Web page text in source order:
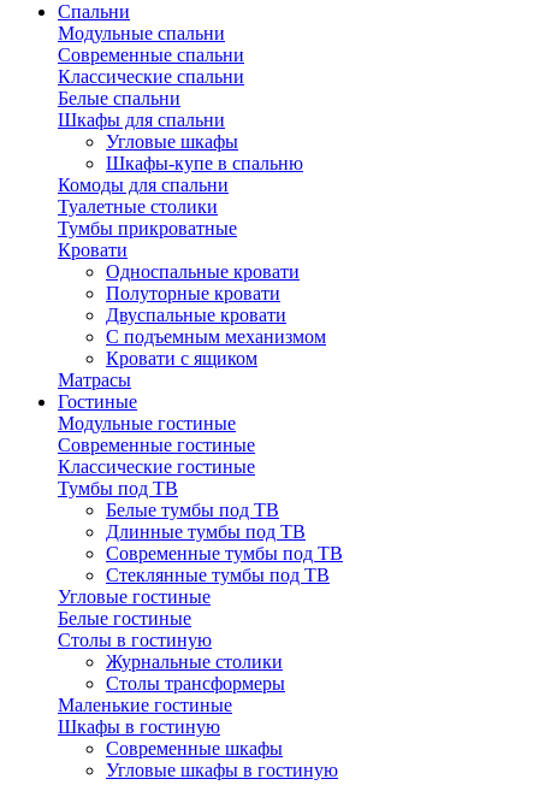
Спальни
Модульные спальни
Современные спальни
Классические спальни
Белые спальни
Шкафы для спальни
Угловые шкафы
Шкафы-купе в спальню
Комоды для спальни
Туалетные столики
Тумбы прикроватные
Кровати
Односпальные кровати
Полуторные кровати
Двуспальные кровати
С подъемным механизмом
Кровати с ящиком
Матрасы
Гостиные
Модульные гостиные
Современные гостиные
Классические гостиные
Тумбы под ТВ
Белые тумбы под ТВ
Длинные тумбы под ТВ
Современные тумбы под ТВ
Стеклянные тумбы под ТВ
Угловые гостиные
Белые гостиные
Столы в гостиную
Журнальные столики
Столы трансформеры
Маленькие гостиные
Шкафы в гостиную
Современные шкафы
Угловые шкафы в гостиную